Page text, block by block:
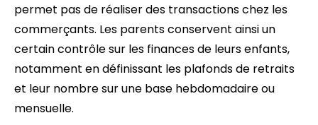
permet pas de réaliser des transactions chez les
commerçants. Les parents conservent ainsi un
certain contrôle sur les finances de leurs enfants,
notamment en définissant les plafonds de retraits
et leur nombre sur une base hebdomadaire ou
mensuelle.